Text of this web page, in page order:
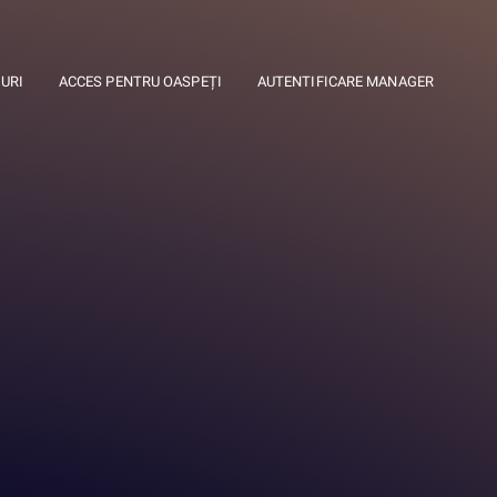
ACCES PENTRU OASPEȚI AUTENTIFICARE MANAGER